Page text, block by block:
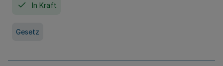
In Kraft
Gesetz